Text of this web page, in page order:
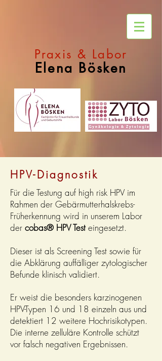
Praxis & Labor
Elena Bösken
HPV-Diagnostik
Für die Testung auf high risk HPV im
Rahmen der Gebärmutterhalskrebs-
Früherkennung wird in unserem Labor
der cobas® HPV Testeingesetzt.
Dieser ist als Screening Test sowie für
die Abklärung auffälliger zytologischer
Befunde klinisch validiert.
Er weist die besonders karzinogenen
HPV-Typen 16 und 18 einzeln aus und
detektiert 12 weitere Hochrisikotypen.
Die interne zelluläre Kontrolle schützt
vor falsch negativen Ergebnissen.